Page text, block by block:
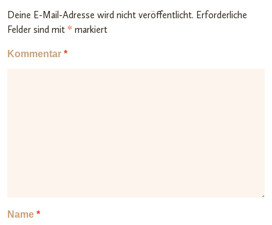
Deine E-Mail-Adresse wird nicht veröffentlicht. Erforderliche
Felder sind mit * markiert
Kommentar *
Name *